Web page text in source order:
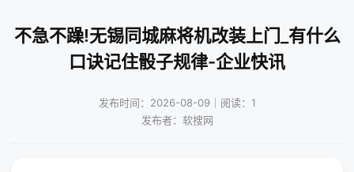
不急不躁!无锡同城麻将机改装上门_有什么
口诀记住骰子规律-企业快讯
发布时间：2026-08-09｜阅读：1
发布者：软搜网